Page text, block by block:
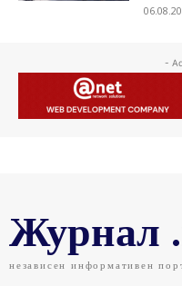
-
Журнал
независен информативен